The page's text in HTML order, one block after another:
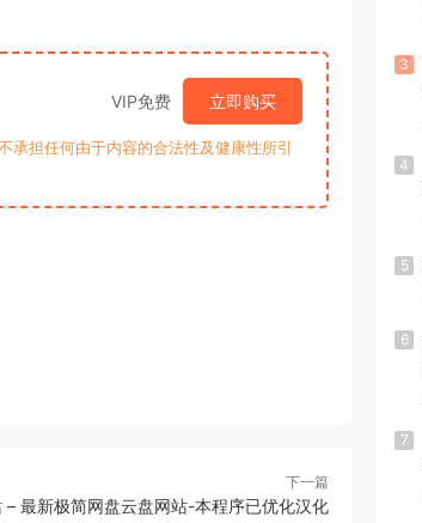
VIP免费 立即购买
承担任何由于内容的合法性及健康性所引
下一篇
– 最新极简网盘云盘网站-本程序已优化汉化
3
4
5
6
7